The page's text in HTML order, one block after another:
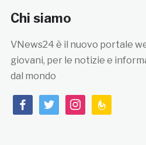
Chi siamo
VNews24 è il nuovo portale
giovani, per le notizie e
dal mondo
facebooktwitterinstagramfeedburner